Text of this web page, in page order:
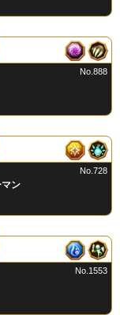
No.888
ン
No.728
No.1553